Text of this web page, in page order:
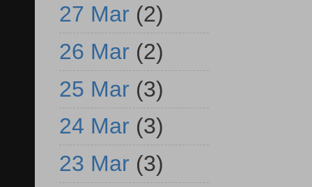
27 Mar (2)
26 Mar (2)
25 Mar (3)
24 Mar (3)
23 Mar (3)